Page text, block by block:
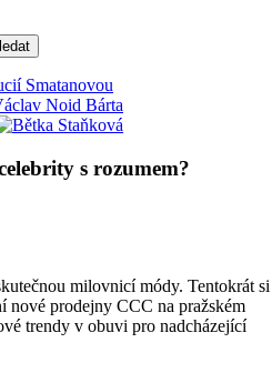
s rozumem?
milovnicí módy. Tentokrát si
nové prodejny CCC na pražském
trendy v obuvi pro nadcházející